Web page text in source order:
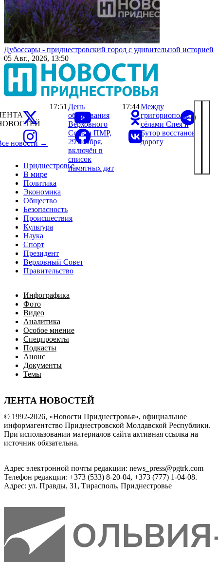
Дубоссары - приднестровский город с удивительной историей
05 Авг., 2026, 13:50
Приднестровье
В мире
Политика
Экономика
Общество
Безопасность
Происшествия
Культура
Наука
Спорт
Президент
Верховный Совет
Правительство
Инфографика
Фото
Видео
Аналитика
Особое мнение
Спецпроекты
Подкасты
Анонс
Документы
Темы
ЛЕНТА НОВОСТЕЙ
новости →
17:51 День
образования
Верховного
Совета ПМР,
29 ноября,
включён в
список
памятных дат
17:44Между
григориопольскими
сёлами Спея и
Бутор восстановили
дорогу
© 1992-2026, «Новости Приднестровья», официальное
информагентство Приднестровской Молдавской Республики.
При использовании материалов сайта активная ссылка на
источник обязательна.
Адрес электронной почты редакции: news_press@pgtrk.com
Телефон редакции: +373 (533) 8-20-04, +373 (777) 1-04-08.
Адрес: ул. Правды, 31, Тирасполь, Приднестровье